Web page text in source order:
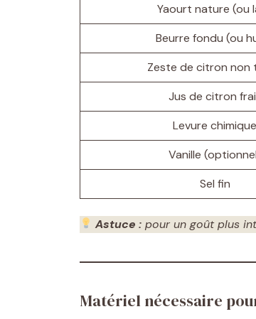
Yaourt nature (ou
Beurre fondu (ou
Zeste de citron non
Jus de citron
Levure chimique
Vanille
Sel fin
Astuce : pour un goût plus
Matériel nécessaire